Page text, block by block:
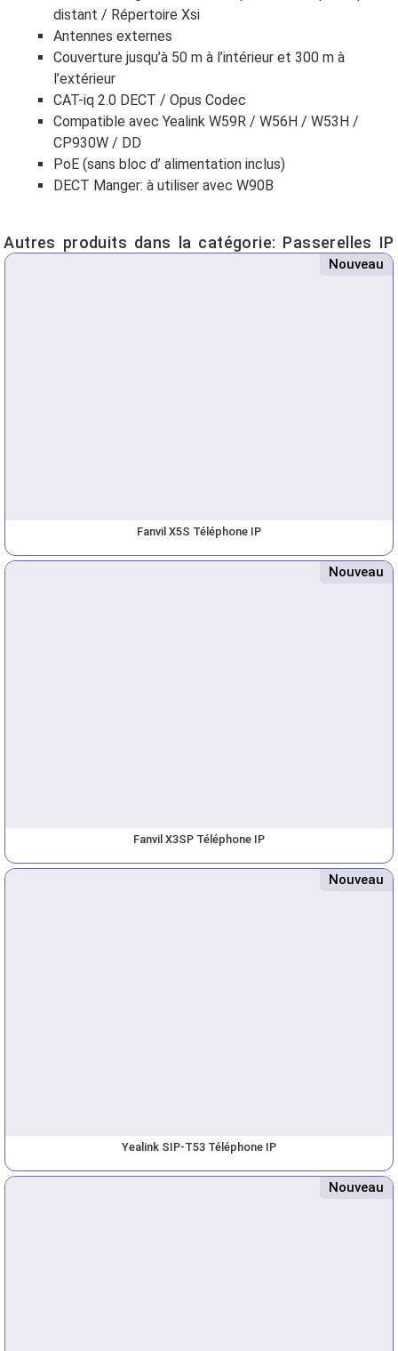
distant / Répertoire Xsi
Antennes externes
Couverture jusqu’à 50 m à l’intérieur et 300 m à
l’extérieur
CAT-iq 2.0 DECT / Opus Codec
Compatible avec Yealink W59R / W56H / W53H /
CP930W / DD
PoE (sans bloc d’ alimentation inclus)
DECT Manger: à utiliser avec W90B
Autres produits dans la catégorie: Passerelles IP
Nouveau
Fanvil X5S Téléphone IP
Nouveau
Fanvil X3SP Téléphone IP
Nouveau
Yealink SIP-T53 Téléphone IP
Nouveau